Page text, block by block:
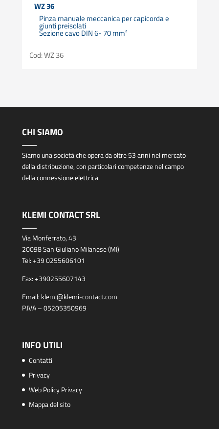
WZ 36
Pinza manuale meccanica per capicorda e
giunti preisolati
Sezione cavo DIN 6- 70 mm²
Cod: WZ 36
CHI SIAMO
Siamo una società che opera da oltre 53 anni nel mercato
della distribuzione, con particolari competenze nel campo
della connessione elettrica
KLEMI CONTACT SRL
Via Monferrato, 43
20098 San Giuliano Milanese (MI)
Tel:+39 0255606101
Fax:+390255607143
Email: klemi@klemi-contact.com
P.IVA – 05205350969
INFO UTILI
Contatti
Privacy
Web Policy Privacy
Mappa del sito